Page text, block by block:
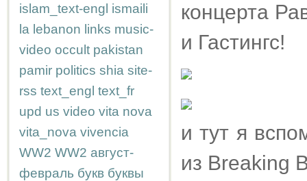
islam_text-engl ismaili
la lebanon links music-
video occult pakistan
pamir politics shia site-
rss text_engl text_fr
upd us video vita nova
vita_nova vivencia
WW2 WW2 август-
февраль букв буквы
концерта
и Гастингс!
и тут я
из Breaking